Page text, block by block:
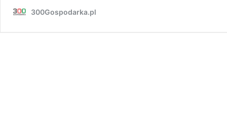
300Gospodarka.pl